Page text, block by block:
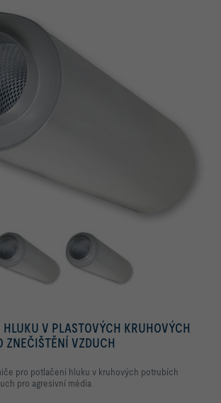
V PLASTOVÝCH KRUHOVÝCH
ZNEČIŠTĚNÍ VZDUCH
pro potlačení hluku v kruhových potrubích
pro agresivní média